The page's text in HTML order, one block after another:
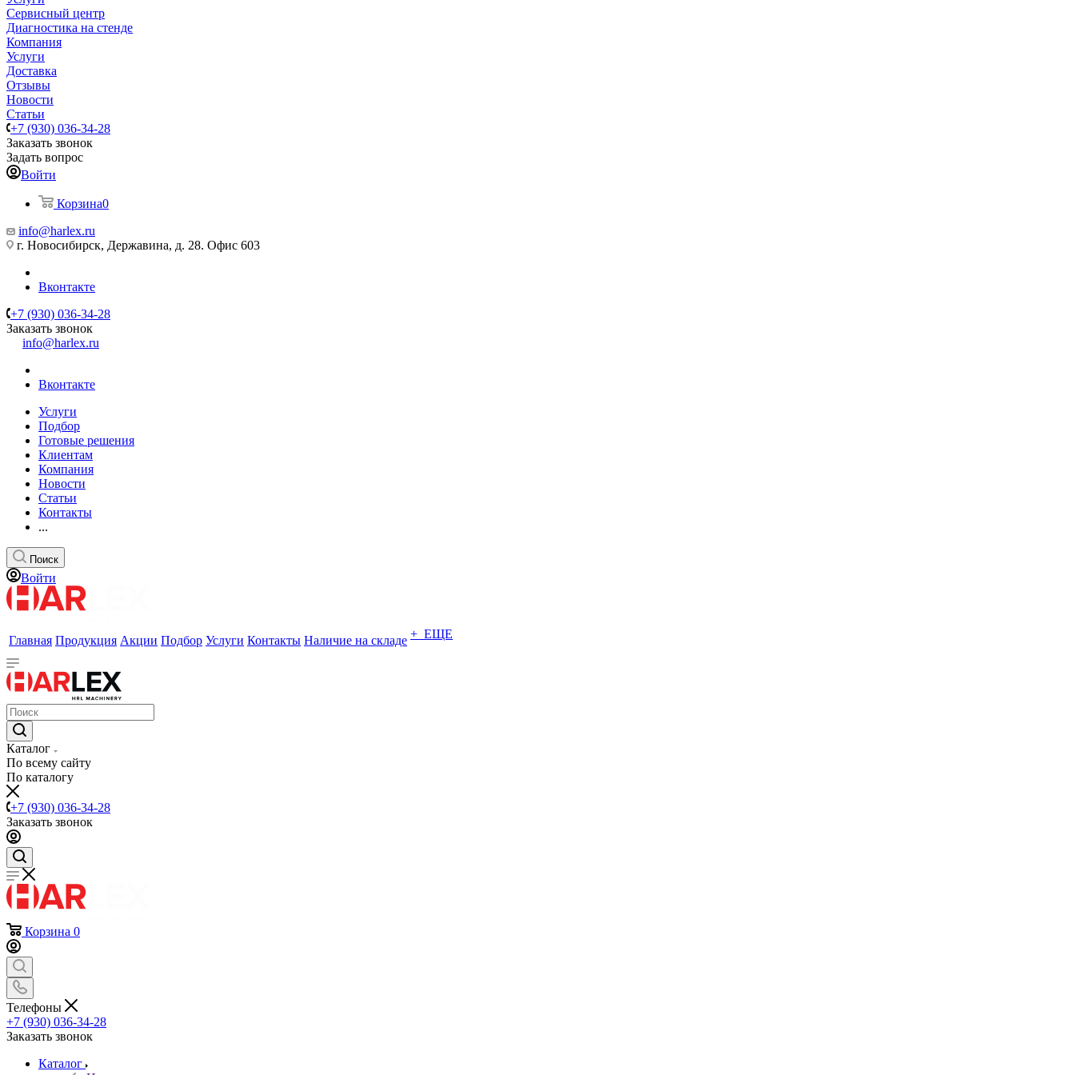
Сервисный центр
Диагностика на стенде
Компания
Услуги
Доставка
Отзывы
Новости
Статьи
+7 (930) 036-34-28
Заказать звонок
Задать вопрос
Войти
Корзина0
info@harlex.ru
г. Новосибирск, Державина, д. 28. Офис 603
Вконтакте
+7 (930) 036-34-28
Заказать звонок
info@harlex.ru
Вконтакте
Услуги
Подбор
Готовые решения
Клиентам
Компания
Новости
Статьи
Контакты
...
Поиск
Войти
Главная Продукция Акции Подбор Услуги Контакты Наличие на складе + ЕЩЕ
Каталог
По всему сайту
По каталогу
+7 (930) 036-34-28
Заказать звонок
Корзина 0
Телефоны
+7 (930) 036-34-28
Заказать звонок
Каталог